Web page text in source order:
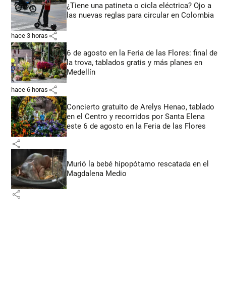
¿Tiene una patineta o cicla eléctrica? Ojo a
las nuevas reglas para circular en Colombia
hace 3 horas share
6 de agosto en la Feria de las Flores: final de
la trova, tablados gratis y más planes en
Medellín
hace 6 horas share
Concierto gratuito de Arelys Henao, tablado
en el Centro y recorridos por Santa Elena
este 6 de agosto en la Feria de las Flores
share
Murió la bebé hipopótamo rescatada en el
Magdalena Medio
share